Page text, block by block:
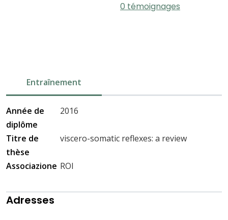
0 témoignages
Entraînement
Année de
diplôme
2016
Titre de
thèse
viscero-somatic reflexes: a review
Associazione ROI
Adresses